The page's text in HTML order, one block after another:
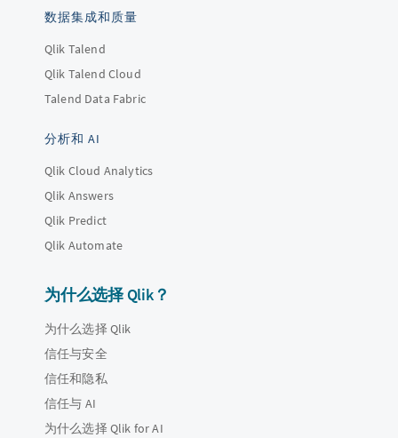
数据集成和质量
Qlik Talend
Qlik Talend Cloud
Talend Data Fabric
分析和 AI
Qlik Cloud Analytics
Qlik Answers
Qlik Predict
Qlik Automate
为什么选择 Qlik？
为什么选择 Qlik
信任与安全
信任和隐私
信任与 AI
为什么选择 Qlik for AI